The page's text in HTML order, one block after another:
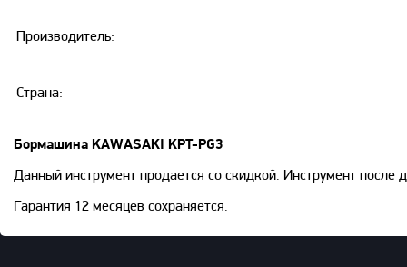
Производитель:
Страна:
Бормашина KAWASAKI KPT-PG3
Данный инструмент продается со скидкой. Инструмент
Гарантия 12 месяцев сохраняется.